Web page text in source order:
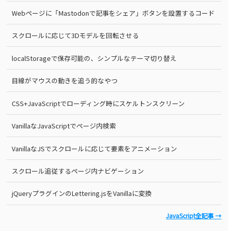
Webページに「Mastodonで記事をシェア」ボタンを設置するコード
スクロールに応じて3Dモデルを回転させる
localStorageで保存可能の、シンプルなテーマ切り替え
目線がマウスの動きを追う的なやつ
CSS+JavaScriptでローディング時にスケルトンスクリーン
VanillaなJavaScriptでページ内検索
VanillaなJSでスクロールに応じて要素をアニメーション
スクロール追従するページ内ナビゲーション
jQueryプラグインのLettering.jsをVanillaに変換
JavaScript全記事 →